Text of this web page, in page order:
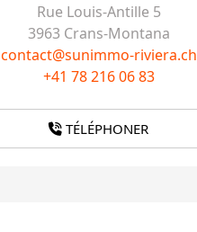
Rue Louis-Antille 5
3963 Crans-Montana
contact@sunimmo-riviera.ch
+41 78 216 06 83
TÉLÉPHONER